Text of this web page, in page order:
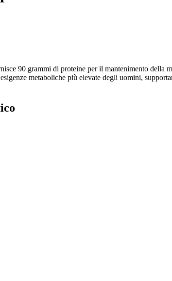
90 grammi di proteine per il mantenimento della
metaboliche più elevate degli uomini,